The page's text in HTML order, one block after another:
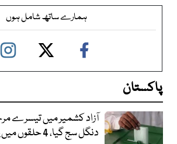
ہمارے ساتھ شامل ہوں
پاکستان
آزاد کشمیر میں تیسرے
دنگل سج گیا، 4 حلقوں میں پولنگ آج ہو گی